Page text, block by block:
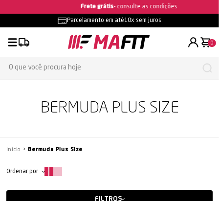
Frete grátis- consulte as condições
Primeira devolução
0
BERMUDA PLUS SIZE
Início Bermuda Plus Size
Ordenar por
FILTROS